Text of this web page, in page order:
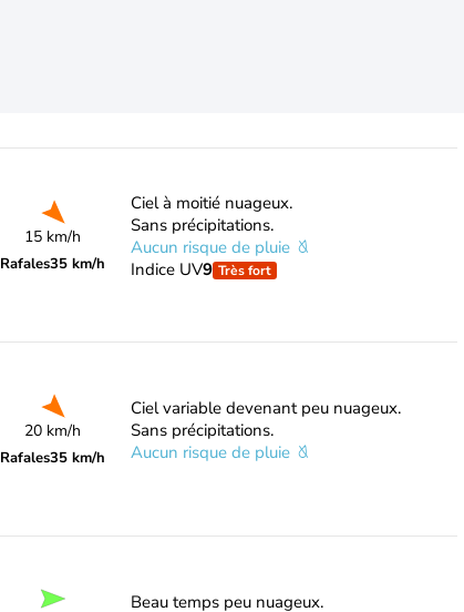
15 km/h
Rafales35 km/h
Ciel à moitié nuageux.
Sans précipitations.
Aucun risque de pluie
Indice UV9 Très fort
20 km/h
Rafales35 km/h
Ciel variable devenant peu nuageux.
Sans précipitations.
Aucun risque de pluie
Beau temps peu nuageux.